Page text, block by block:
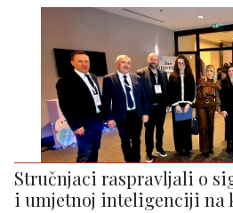
Stručnjaci raspravljali o
i umjetnoj inteligenciji na